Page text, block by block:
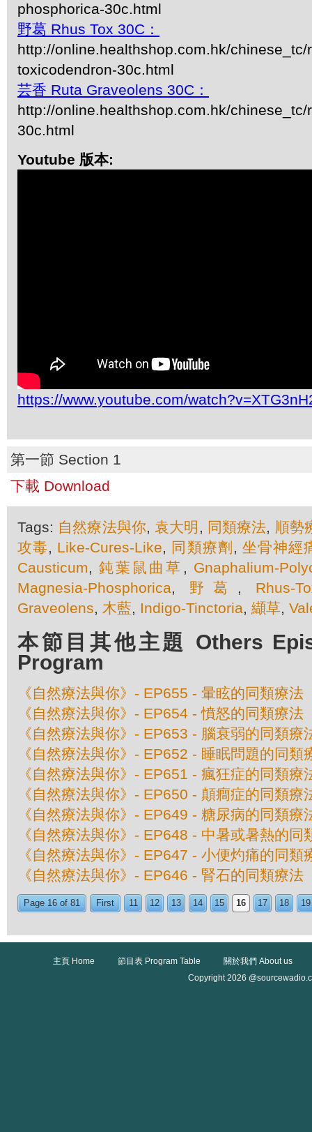
phosphorica-30c.html
野葛 Rhus Tox 30C：
http://online.healthshop.com.hk/chinese_tc/
toxicodendron-30c.html
芸香 Ruta Graveolens 30C：
http://online.healthshop.com.hk/
30c.html
Youtube 版本:
https://www.youtube.com/
第一節 Section 1
下載 Download
Tags: 自然療法與你,袁大明 , 同類療法, 順勢
攻毒, Like-Cures-Like, 同類療劑 , 坐骨神經
Causticum,鈍葉鼠曲草 , Gnaphalium-
Magnesia-Phosphorica, 野葛 , Rhus-
Graveolens, 木藍, Indigo-Tinctoria, 纈草,
本節目其他主題 Others
Program
《自然療法與你》- EP655 - 暈眩的同類療法
《自然療法與你》- EP654 - 憤怒的同類療法
《自然療法與你》- EP653 - 腦衰弱的同類療
《自然療法與你》- EP652 - 睡眠問題的同類
《自然療法與你》- EP651 - 瘋狂症的同類療
《自然療法與你》- EP650 - 顛癎症的同類療
《自然療法與你》- EP649 - 糖尿病的同類療
《自然療法與你》- EP648 - 中暑或暑熱的同
《自然療法與你》- EP647 - 小便灼痛的同類
《自然療法與你》- EP646 - 腎石的同類療法
Page 16 of 81 First 11 12 13 14 15 16 17 18 19
主頁 Home 節目表 Program Table
關於我們 About us
Copyright 2026